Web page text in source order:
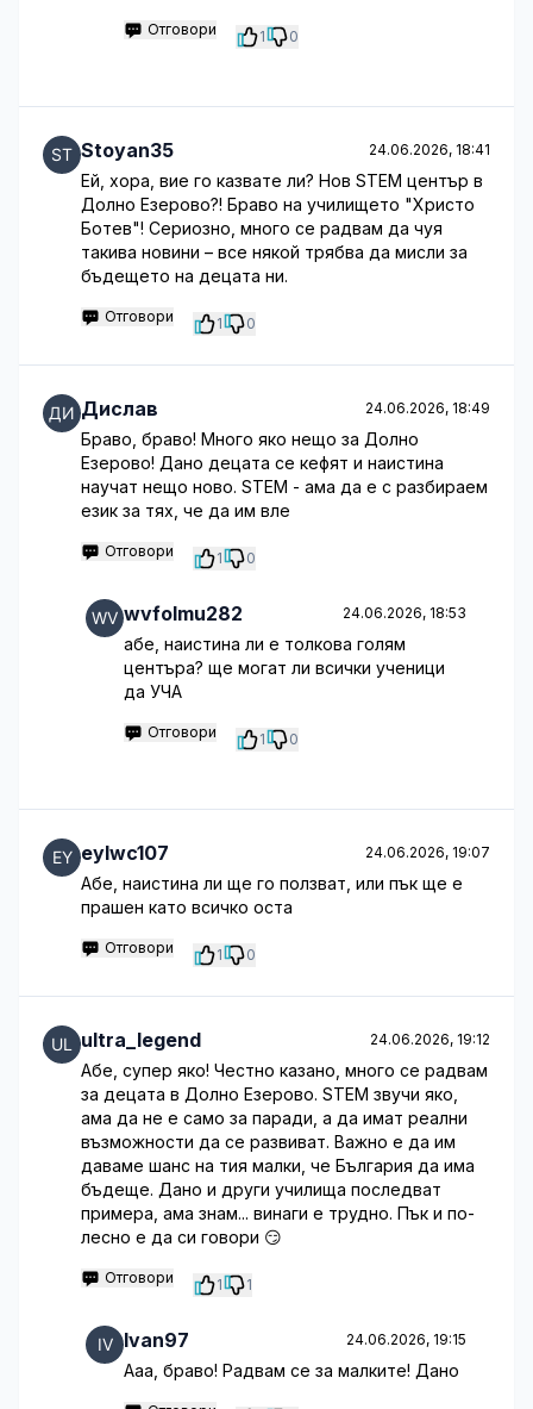
Отговори 1 0
Stoyan35 24.06.2026, 18:41
Ей, хора, вие го казвате ли? Нов STEM център в
Долно Езерово?! Браво на училището "Христо
Ботев"! Сериозно, много се радвам да чуя
такива новини – все някой трябва да мисли за
бъдещето на децата ни.
Отговори 1 0
Дислав 24.06.2026, 18:49
Браво, браво! Много яко нещо за Долно
Езерово! Дано децата се кефят и наистина
научат нещо ново. STEM - ама да е с разбираем
език за тях, че да им вле
Отговори 1 0
wvfolmu282 24.06.2026, 18:53
абе, наистина ли е толкова голям
центъра? ще могат ли всички ученици
да УЧА
Отговори 1 0
eylwc107 24.06.2026, 19:07
Абе, наистина ли ще го ползват, или пък ще е
прашен като всичко оста
Отговори 1 0
ultra_legend 24.06.2026, 19:12
Абе, супер яко! Честно казано, много се радвам
за децата в Долно Езерово. STEM звучи яко,
ама да не е само за паради, а да имат реални
възможности да се развиват. Важно е да им
даваме шанс на тия малки, че България да има
бъдеще. Дано и други училища последват
примера, ама знам... винаги е трудно. Пък и по-
лесно е да си говори 😏
Отговори 1 1
Ivan97 24.06.2026, 19:15
Ааа, браво! Радвам се за малките! Дано